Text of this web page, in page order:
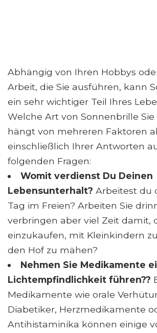
Abhängig von Ihren Hobbys
Arbeit, die Sie ausführen, kann
ein sehr wichtiger Teil Ihres
Welche Art von Sonnenbrille
hängt von mehreren Faktoren
einschließlich Ihrer Antworten
folgenden Fragen:
Womit verdienst Du Deinen
Lebensunterhalt? Arbeitest du
Tag im Freien? Arbeiten Sie
verbringen aber viel Zeit damit,
einzukaufen, mit Kleinkindern
den Hof zu mähen?
Nehmen Sie Medikamente
Lichtempfindlichkeit führen??
Medikamente wie orale
Diabetiker, Herzmedikamente
Antihistaminika können einige